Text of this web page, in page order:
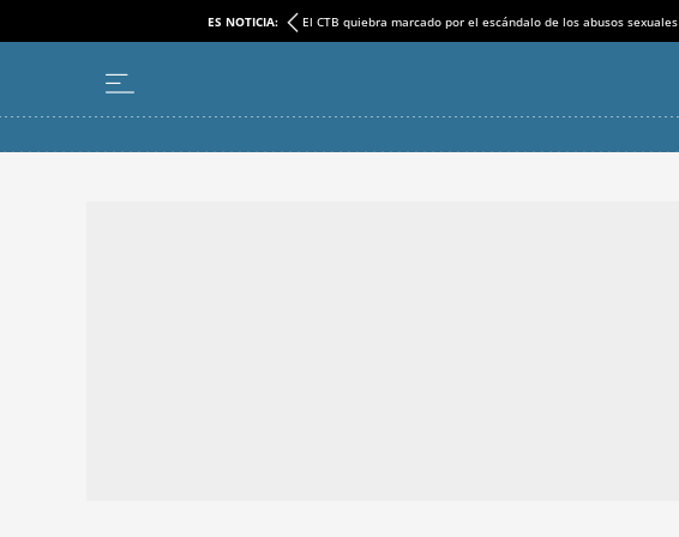
ES NOTICIA: El CTB quiebra marcado por el escándalo de los abusos sexuales